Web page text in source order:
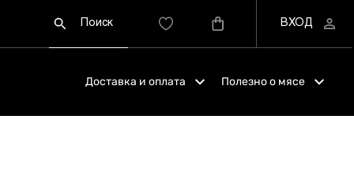
Доставка и оплата Полезно о мясе